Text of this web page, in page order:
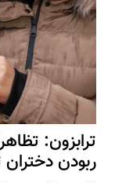
ترابزون:
ربودن